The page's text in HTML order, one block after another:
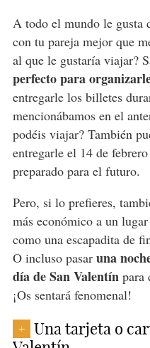
A todo el mundo le gusta
con tu pareja mejor que
al que le gustaría viajar?
perfecto para
entregarle los billetes
mencionábamos en el
podéis viajar? También
entregarle el 14 de
preparado para el futuro.
Pero, si lo prefieres,
más económico a un
como una escapadita de
O incluso pasar una
día de San Valentínpara
¡Os sentará fenomenal!
+
Una tarjeta o